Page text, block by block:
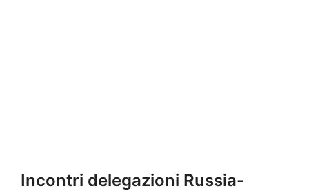
Incontri delegazioni Russia-